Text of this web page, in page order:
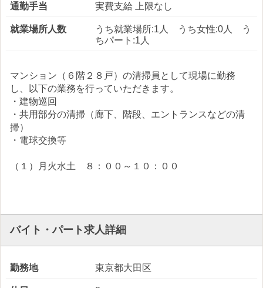
通勤手当 実費支給 上限なし
就業場所人数
うち就業場所:1人 うち女性:0人 う
ちパート:1人
マンション（６階２８戸）の清掃員として現場に勤務
し、以下の業務を行っていただきます。
・建物巡回
・共用部分の清掃（廊下、階段、エントランスなどの清
掃）
・電球交換等
（１）月火水土 ８：００～１０：００
バイト・パート求人詳細
勤務地 東京都大田区